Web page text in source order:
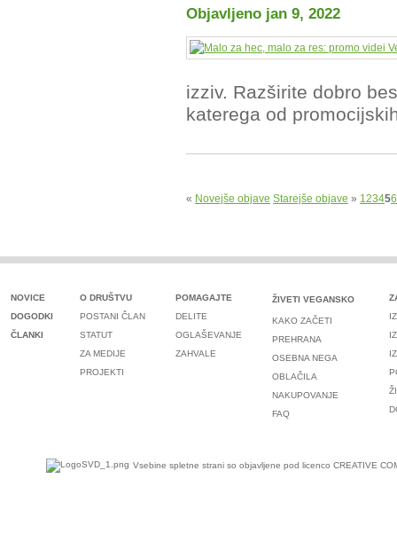
Objavljeno jan 9, 2022
izziv. Razširite dobro
katerega od
« Novejše objave Starejše objave » 123456
NOVICE
DOGODKI
ČLANKI
O DRUŠTVU
POSTANI ČLAN
STATUT
ZA MEDIJE
PROJEKTI
POMAGAJTE
DELITE
OGLAŠEVANJE
ZAHVALE
ŽIVETI VEGANSKO
KAKO ZAČETI
PREHRANA
OSEBNA NEGA
OBLAČILA
NAKUPOVANJE
FAQ
Vsebine spletne strani so objavljene pod licenco CREATIVE